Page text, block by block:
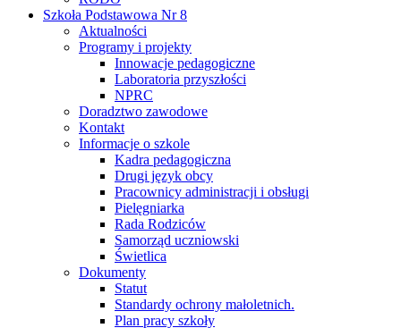
Szkoła Podstawowa Nr 8
Aktualności
Programy i projekty
Innowacje pedagogiczne
Laboratoria przyszłości
NPRC
Doradztwo zawodowe
Kontakt
Informacje o szkole
Kadra pedagogiczna
Drugi język obcy
Pracownicy administracji i obsługi
Pielęgniarka
Rada Rodziców
Samorząd uczniowski
Świetlica
Dokumenty
Statut
Standardy ochrony małoletnich.
Plan pracy szkoły